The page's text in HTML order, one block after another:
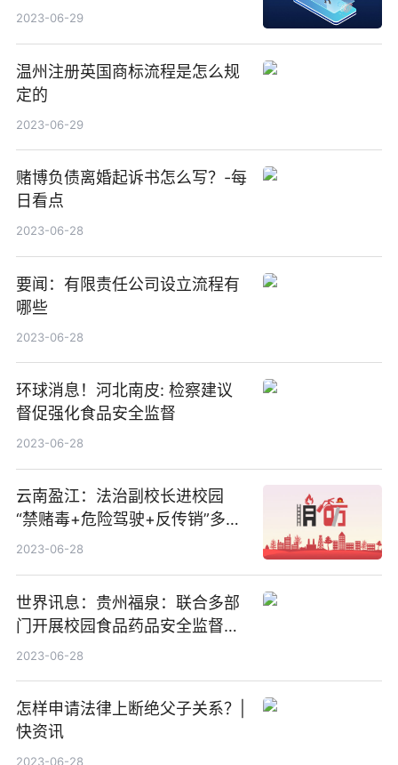
2023-06-29
温州注册英国商标流程是怎么规
定的
2023-06-29
赌博负债离婚起诉书怎么写？-每
日看点
2023-06-28
要闻：有限责任公司设立流程有
哪些
2023-06-28
环球消息！河北南皮: 检察建议
督促强化食品安全监督
2023-06-28
云南盈江：法治副校长进校园
“禁赌毒+危险驾驶+反传销”多角
度普及法律知识
2023-06-28
世界讯息：贵州福泉：联合多部
门开展校园食品药品安全监督检
查活动
2023-06-28
怎样申请法律上断绝父子关系？|
快资讯
2023-06-28